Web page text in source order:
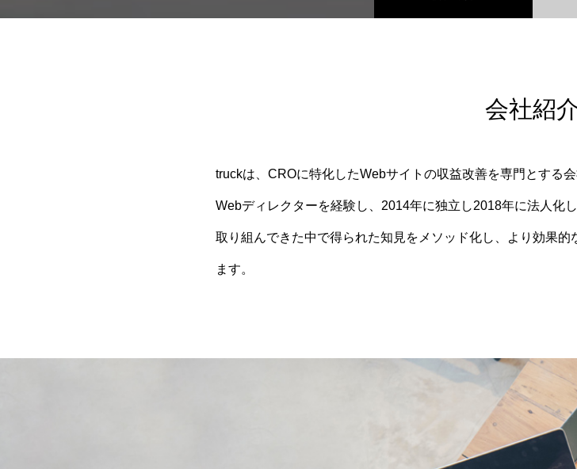
会社紹
truckは、CROに特化したWebサイトの収益改善を専⾨とする
Webディレクターを経験し、2014年に独立し2018年に法人化
取り組んできた中で得られた知⾒をメソッド化し、より効果
ます。